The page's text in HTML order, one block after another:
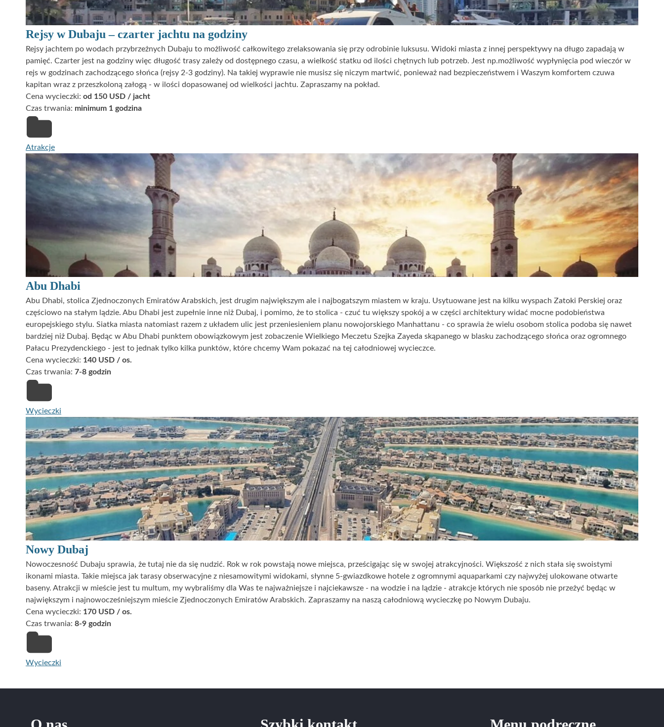
Rejsy w Dubaju – czarter jachtu na godziny
Rejsy jachtem po wodach przybrzeżnych Dubaju to możliwość całkowitego zrelaksowania się przy odrobinie luksusu. Widoki miasta z innej perspektywy na długo zapadają w
pamięć. Czarter jest na godziny więc długość trasy zależy od dostępnego czasu, a wielkość statku od ilości chętnych lub potrzeb. Jest np.możliwość wypłynięcia pod wieczór w
rejs w godzinach zachodzącego słońca (rejsy 2-3 godziny). Na takiej wyprawie nie musisz się niczym martwić, ponieważ nad bezpieczeństwem i Waszym komfortem czuwa
kapitan wraz z przeszkoloną załogą - w ilości dopasowanej od wielkości jachtu. Zapraszamy na pokład.
Cena wycieczki: od 150 USD / jacht
Czas trwania: minimum 1 godzina
Atrakcje
Abu Dhabi
Abu Dhabi, stolica Zjednoczonych Emiratów Arabskich, jest drugim największym ale i najbogatszym miastem w kraju. Usytuowane jest na kilku wyspach Zatoki Perskiej oraz
częściowo na stałym lądzie. Abu Dhabi jest zupełnie inne niż Dubaj, i pomimo, że to stolica - czuć tu większy spokój a w części architektury widać mocne podobieństwa
europejskiego stylu. Siatka miasta natomiast razem z układem ulic jest przeniesieniem planu nowojorskiego Manhattanu - co sprawia że wielu osobom stolica podoba się nawet
bardziej niż Dubaj. Będąc w Abu Dhabi punktem obowiązkowym jest zobaczenie Wielkiego Meczetu Szejka Zayeda skąpanego w blasku zachodzącego słońca oraz ogromnego
Pałacu Prezydenckiego - jest to jednak tylko kilka punktów, które chcemy Wam pokazać na tej całodniowej wycieczce.
Cena wycieczki: 140 USD / os.
Czas trwania: 7-8 godzin
Wycieczki
Nowy Dubaj
Nowoczesność Dubaju sprawia, że tutaj nie da się nudzić. Rok w rok powstają nowe miejsca, prześcigając się w swojej atrakcyjności. Większość z nich stała się swoistymi
ikonami miasta. Takie miejsca jak tarasy obserwacyjne z niesamowitymi widokami, słynne 5-gwiazdkowe hotele z ogromnymi aquaparkami czy najwyżej ulokowane otwarte
baseny. Atrakcji w mieście jest tu multum, my wybraliśmy dla Was te najważniejsze i najciekawsze - na wodzie i na lądzie - atrakcje których nie sposób nie przeżyć będąc w
największym i najnowocześniejszym mieście Zjednoczonych Emiratów Arabskich. Zapraszamy na naszą całodniową wycieczkę po Nowym Dubaju.
Cena wycieczki: 170 USD / os.
Czas trwania: 8-9 godzin
Wycieczki